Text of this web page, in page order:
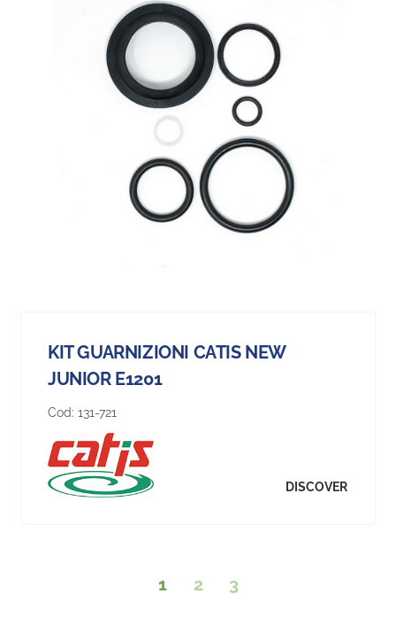
KIT GUARNIZIONI CATIS NEW
JUNIOR E1201
Cod: 131-721
DISCOVER
1 2 3